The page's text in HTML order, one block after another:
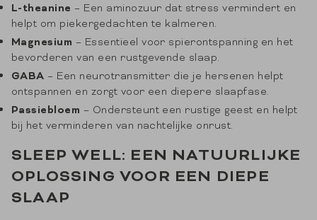
L-theanine – Een aminozuur dat stress vermindert en
helpt om piekergedachten te kalmeren.
Magnesium – Essentieel voor spierontspanning en het
bevorderen van een rustgevende slaap.
GABA – Een neurotransmitter die je hersenen helpt
ontspannen en zorgt voor een diepere slaapfase.
Passiebloem – Ondersteunt een rustige geest en helpt
bij het verminderen van nachtelijke onrust.
SLEEP WELL: EEN NATUURLIJKE
OPLOSSING VOOR EEN DIEPE
SLAAP